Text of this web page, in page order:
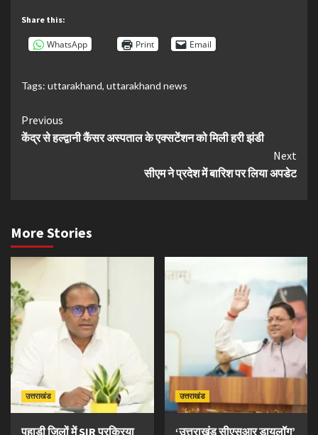
Share this:
WhatsApp Print Email
Tags: uttarakhand, uttarakhand news
Continue
Reading
Previous
केंद्र से हल्द्वानी कैंसर अस्पताल के एक्सटेंशन को मिली हरी झंडी
Next
सीएम ने प्रदेश में बारिश पर लिया अपडेट
More Stories
उत्तराखंड
पहाड़ी जिलों में SIR प्रक्रिया
उत्तराखंड
‘उत्तराखंड सीएसआर डायलॉग’